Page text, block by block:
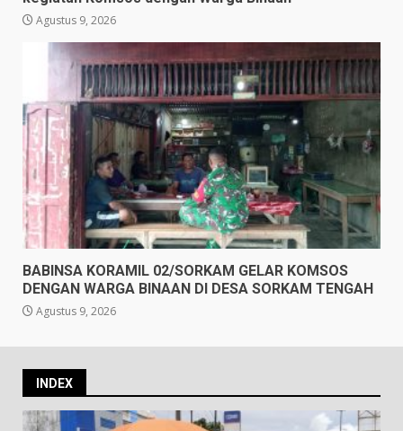
Agustus 9, 2026
BABINSA KORAMIL 02/SORKAM GELAR KOMSOS
DENGAN WARGA BINAAN DI DESA SORKAM TENGAH
Agustus 9, 2026
INDEX